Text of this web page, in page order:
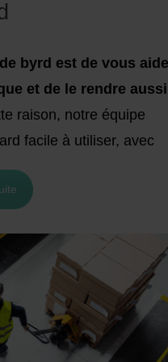
byrd est de vous
et de le rendre aussi
raison, notre équipe
facile à utiliser, avec
afin que vous
directement
celle qui convient le
espagnol, français,
ajoutés
nous avons pour
notre dashboard et